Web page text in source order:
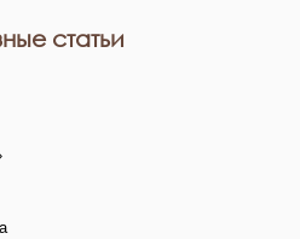
статьи